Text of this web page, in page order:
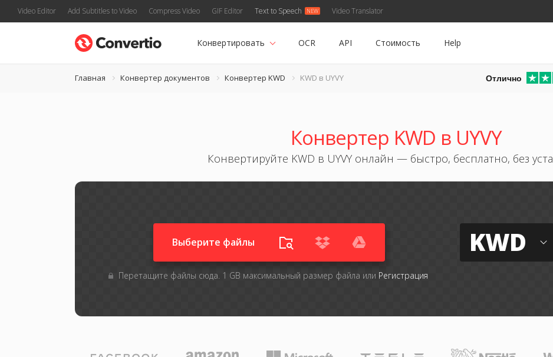
Video Editor Add Subtitles to Video Compress Video GIF Editor Text to Speech Video Translator
Конвертировать OCR API Стоимость Help
Главная Конвертер документов Конвертер KWD KWD в UYVY Отлично
Конвертер KWD в UYVY
Конвертируйте KWD в UYVY онлайн — быстро, бесплатно, без
Выберите файлы
Перетащите файлы сюда. 1 GB максимальный размер файла или Регистрация
KWD